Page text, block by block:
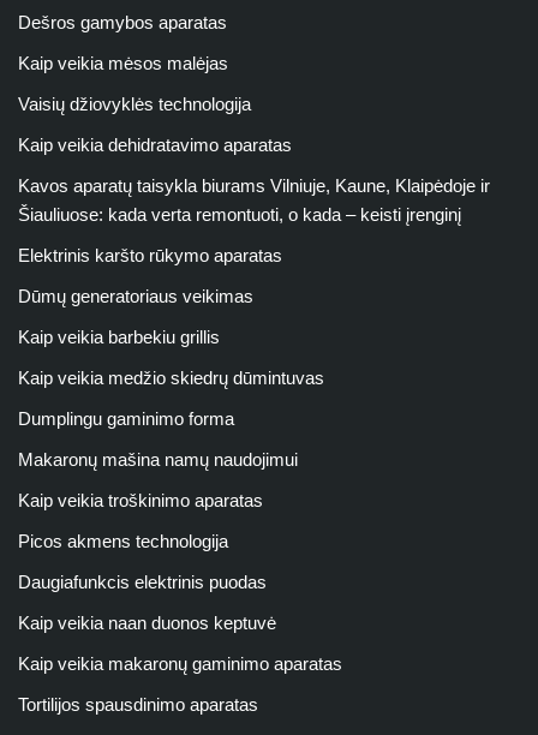
Dešros gamybos aparatas
Kaip veikia mėsos malėjas
Vaisių džiovyklės technologija
Kaip veikia dehidratavimo aparatas
Kavos aparatų taisykla biurams Vilniuje, Kaune, Klaipėdoje ir
Šiauliuose: kada verta remontuoti, o kada – keisti įrenginį
Elektrinis karšto rūkymo aparatas
Dūmų generatoriaus veikimas
Kaip veikia barbekiu grillis
Kaip veikia medžio skiedrų dūmintuvas
Dumplingu gaminimo forma
Makaronų mašina namų naudojimui
Kaip veikia troškinimo aparatas
Picos akmens technologija
Daugiafunkcis elektrinis puodas
Kaip veikia naan duonos keptuvė
Kaip veikia makaronų gaminimo aparatas
Tortilijos spausdinimo aparatas